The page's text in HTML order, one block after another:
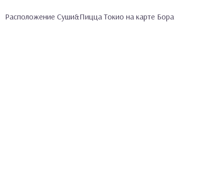
Расположение Суши&Пицца Токио на карте Бора